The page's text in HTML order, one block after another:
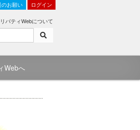
のお願い ログイン
バティWebについて
Webへ